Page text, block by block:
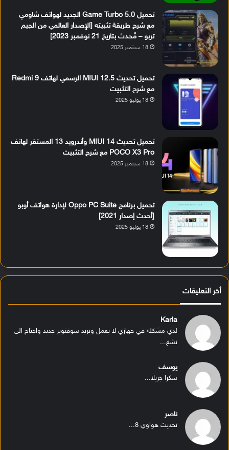
تحميل Game Turbo 5.0 الجديد لهواتف شاومي
مع شرح طريقة تثبيته [الإصدار العالمي من الجيم
تربو – مُحدث بتاريخ 21 نوفمبر 2023]
18 سبتمبر 2025
تحميل تحديث MIUI 12.5 الرسمي لهاتف Redmi 9
مع شرح التثبيت
18 يوليو 2025
تحميل تحديث MIUI 14 وأندرويد 13 المستقر لهاتف
POCO X3 Pro مع شرح التثبيت
18 سبتمبر 2025
تحميل برنامج Oppo PC Suite لإدارة هواتف أوبو
[أحدث إصدار 2021]
18 يوليو 2025
أخر التعليقات
Karla
لدي مشكله في جهازي لا يعمل ويريد سوفتوير جديد واحتاج الى
تشغ...
يوسف
شكرا جزيلا...
ناصر
تحديث هواوي 8...